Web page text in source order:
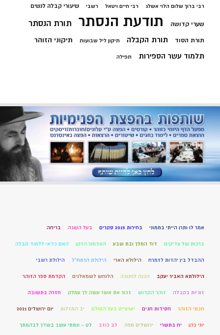
רבי ברוך שלום הלוי אשלג רבי חיים ויטאל רשבי שיעורי קבלה לנשים
שערי קדושה תודעת הנסתר תורת הנסתר
תורת הסוד תורת הקבלה תיקון ליל שבועות תיקוני הזוהר
תלמוד עשר הספירות תפילה
אמר לו ותרן הייתי בממוני בחירות 2015 סקרים בעל השגה בריחה
ברכות של צדיקים דוד המלך ובת שבע האדמור הזקן האם כדאי ללמוד קבלה
ההבדל בין יהדות לזמרח הילולא הארי הילולת הרמח"ל הילולת רשבי
הילולתא האביר יעקב הכנה לחנוכה הלוחש לשמאלנים הקדמת ספר הזוהר
זוגיות בקבלה זוהר הקדוש זכור את אשר עשה לך עמלק חזרה בתשובה
חכמי הזוהר חסידות חגים יארצייט בעל הסולם יב המזלות יום ירושלים 2021
יוני כהן יח בתשרי ירושלים מפה לב כוזב לט – ונתתי עשב בשדך לבהמתך